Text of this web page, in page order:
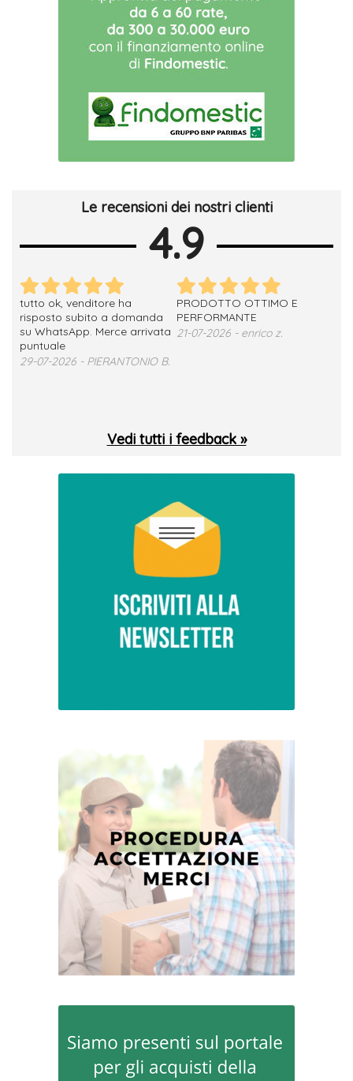
Le recensioni dei nostri clienti
4.9
tutto ok, venditore ha
risposto subito a domanda
su WhatsApp. Merce arrivata
puntuale
29-07-2026 - PIERANTONIO B.
PRODOTTO OTTIMO E
PERFORMANTE
21-07-2026 - enrico z.
Vedi tutti i feedback »